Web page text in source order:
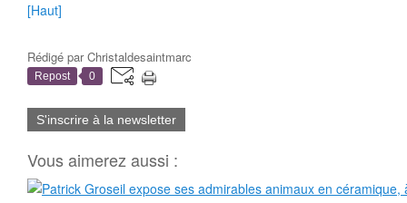
[Haut]
Rédigé parChristaldesaintmarc
Repost 0
S'inscrire à la newsletter
Vous aimerez aussi :